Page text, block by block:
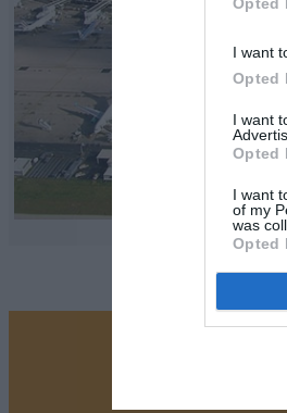
I want
Opted
I want
Opted
I want
of my
was
Opted
Vous